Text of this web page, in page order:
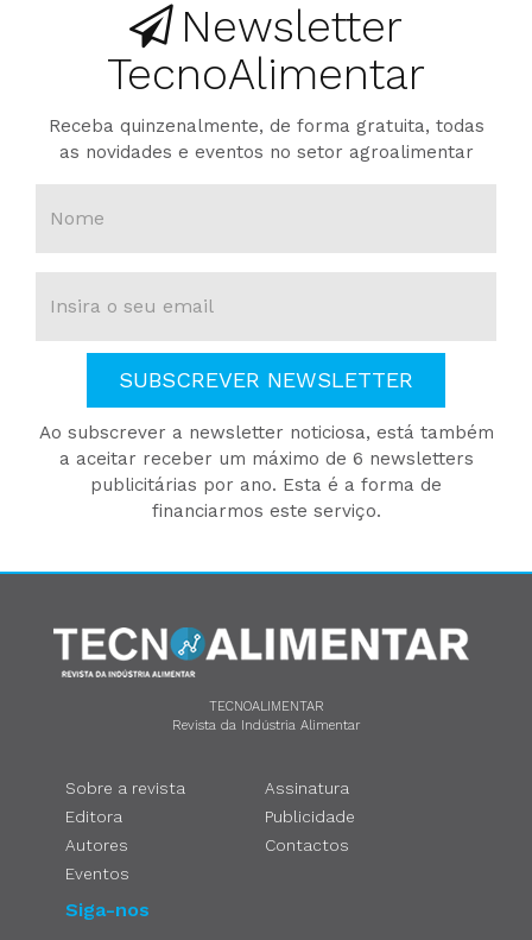
Newsletter
TecnoAlimentar
Receba quinzenalmente, de forma gratuita, todas
as novidades e eventos no setor agroalimentar
SUBSCREVER NEWSLETTER
Ao subscrever a newsletter noticiosa, está também
a aceitar receber um máximo de 6 newsletters
publicitárias por ano. Esta é a forma de
financiarmos este serviço.
TECNOALIMENTAR
Revista da Indústria Alimentar
Sobre a revista
Editora
Autores
Eventos
Assinatura
Publicidade
Contactos
Siga-nos